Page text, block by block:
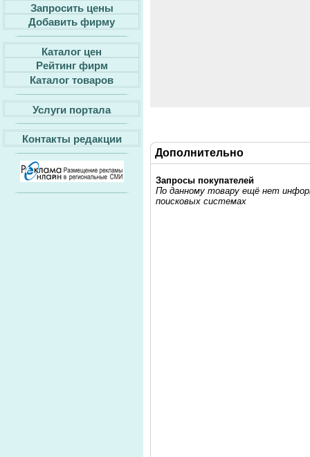
Запросить цены
Добавить фирму
Каталог цен
Рейтинг фирм
Каталог товаров
Услуги портала
Контакты редакции
Дополнительно
Запросы покупателей
По данному товару ещё нет
поисковых системах